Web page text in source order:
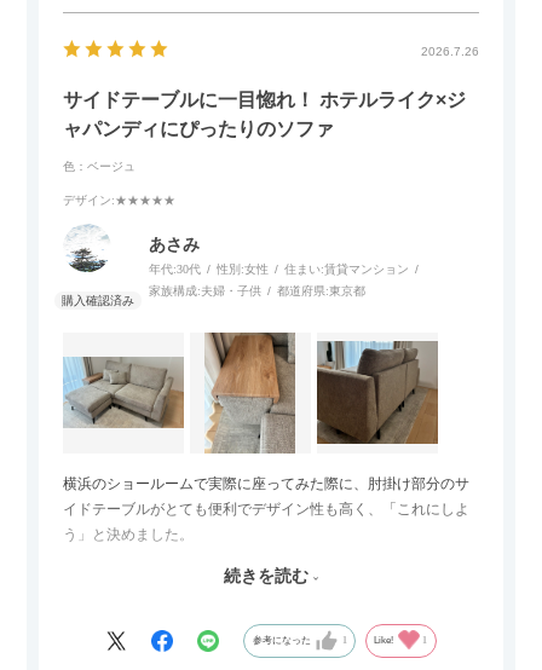
2026.7.26
サイドテーブルに一目惚れ！ ホテルライク×ジ
ャパンディにぴったりのソファ
色：ベージュ
デザイン:★★★★★
あさみ
年代:30代 性別:女性 住まい:賃貸マンション
家族構成:夫婦・子供 都道府県:東京都
横浜のショールームで実際に座ってみた際に、肘掛け部分のサ
イドテーブルがとても便利でデザイン性も高く、「これにしよ
う」と決めました。
サイズは2.5人掛けですが、幅184cmとコンパクトなので圧迫感
グとのバランスもぴったりで、リビング全体がすっきり見えま
続きを読む
参考になった Like!